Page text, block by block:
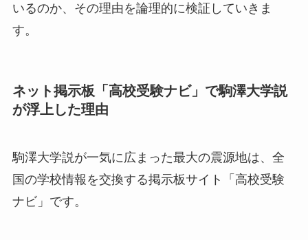
いるのか、その理由を論理的に検証していきま
す。
ネット掲示板「高校受験ナビ」で駒澤大学説
が浮上した理由
駒澤大学説が一気に広まった最大の震源地は、全
国の学校情報を交換する掲示板サイト「高校受験
ナビ」です。